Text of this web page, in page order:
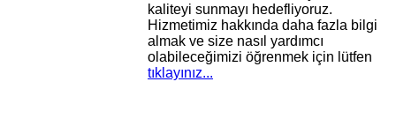
kaliteyi sunmayı hedefliyoruz.
Hizmetimiz hakkında daha fazla bilgi
almak ve size nasıl yardımcı
olabileceğimizi öğrenmek için lütfen
tıklayınız...